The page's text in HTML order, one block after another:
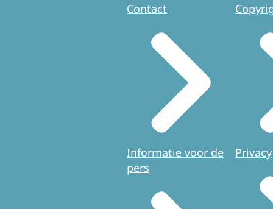
Contact
Informatie voor de
pers
Privacy